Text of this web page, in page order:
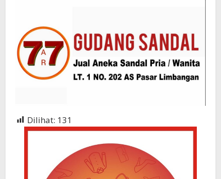
Dilihat: 131